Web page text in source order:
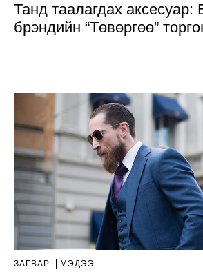
Танд таалагдах аксесуар:
брэндийн “Төвөргөө”
ЗАГВАР МЭДЭЭ